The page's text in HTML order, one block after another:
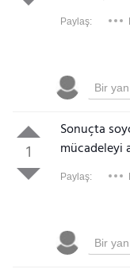
Paylaş:
1
Sonuçta
mücadeleyi
Paylaş: